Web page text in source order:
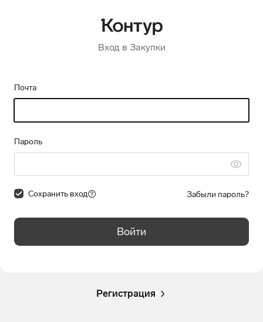
Вход в Закупки
Почта
Пароль
Сохранить вход Забыли пароль?
Войти
Регистрация